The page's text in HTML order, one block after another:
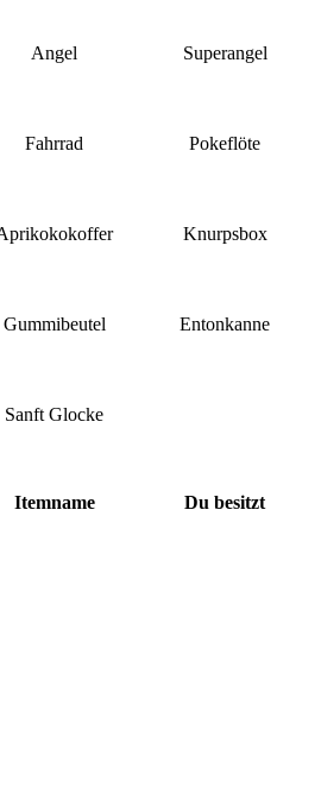
Angel Superangel
Fahrrad Pokeflöte
Knurpsbox
Gummibeutel Entonkanne
Sanft Glocke
Itemname Du besitzt